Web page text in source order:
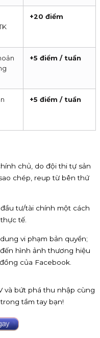
+20 điểm
+5 điểm / tuần
+5 điểm / tuần
chủ, do đội thi tự sản
chép, reup từ bên thứ
tư/tài chính một cách
tế.
vi phạm bản quyền;
hình ảnh thương hiệu
của Facebook.
và bứt phá thu nhập cùng
tầm tay bạn!